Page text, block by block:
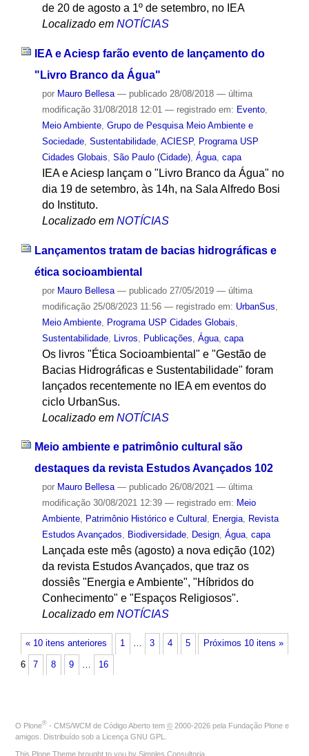
de 20 de agosto a 1º de setembro, no IEA
Localizado em NOTÍCIAS
IEA e Aciesp farão evento de lançamento do
"Livro Branco da Água"
por Mauro Bellesa — publicado28/08/2018 — última
modificação31/08/2018 12:01 — registrado em: Evento,
Meio Ambiente, Grupo de Pesquisa Meio Ambiente e
Sociedade, Sustentabilidade, ACIESP, Programa USP
Cidades Globais São Paulo (Cidade), Água, capa
IEA e Aciesp lançam o "Livro Branco da Água" no
dia 19 de setembro, às 14h, na Sala Alfredo Bosi
do Instituto.
Localizado em NOTÍCIAS
Lançamentos tratam de bacias hidrográficas e
ética socioambiental
por Mauro Bellesa — publicado27/05/2019 — última
modificação25/08/2023 11:56 — registrado em: UrbanSus
Meio Ambiente, Programa USP Cidades Globais
Sustentabilidade, Livros Publicações Água, capa
Os livros "Ética Socioambiental" e "Gestão de
Bacias Hidrográficas e Sustentabilidade" foram
lançados recentemente no IEA em eventos do
ciclo UrbanSus.
Localizado em NOTÍCIAS
Meio ambiente e patrimônio cultural são
destaques da revista Estudos Avançados 102
por Mauro Bellesa — publicado26/08/2021 — última
modificação30/08/2021 12:39 — registrado em: Meio
Ambiente, Patrimônio Histórico e Cultural , Energia, Revista
Estudos Avançados, Biodiversidade, Design, Água, capa
Lançada este mês (agosto) a nova edição (102)
da revista Estudos Avançados, que traz os
dossiês "Energia e Ambiente", "Híbridos do
Conhecimento" e "Espaços Religiosos".
Localizado em NOTÍCIAS
« 10 itens anteriores Próximos 10 itens »
1 … 3 4 5
6 7 8 9 … 16
O Plone® - CMS/WCM de Código Aberto tem © 2000-2026 pela Fundação Plone e
amigos. Distribuído sob a Licença GNU GPL
This Plone Theme brought to you by Simples Consultoria